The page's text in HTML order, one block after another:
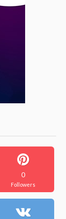
0
Followers